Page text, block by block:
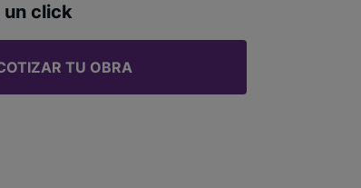
un click
TU OBRA